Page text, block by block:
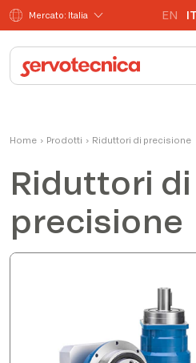
Mercato: Italia EN IT
Home › Prodotti › Riduttori di precisione
Riduttori di
precisione